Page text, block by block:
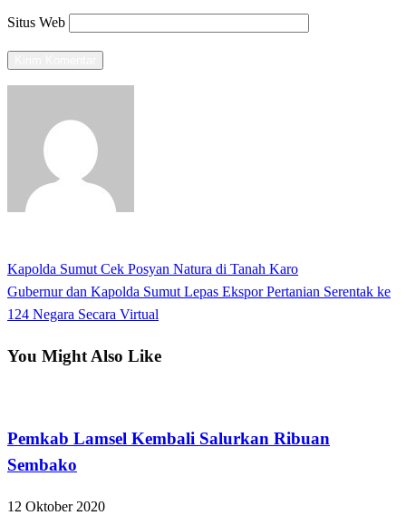
Situs Web
Navigasi
pos
Previous
Post
Kapolda Sumut Cek Posyan Natura di Tanah Karo
Next
Post
Gubernur dan Kapolda Sumut Lepas Ekspor Pertanian Serentak ke
124 Negara Secara Virtual
You Might Also Like
Pemkab Lamsel Kembali Salurkan Ribuan
Sembako
12 Oktober 2020